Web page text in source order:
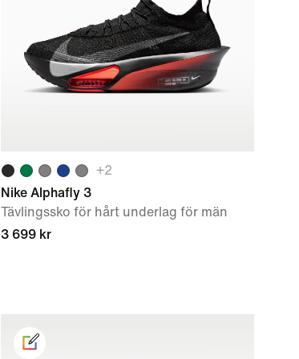
+2
Nike Alphafly 3
Tävlingssko för hårt underlag för män
3 699 kr